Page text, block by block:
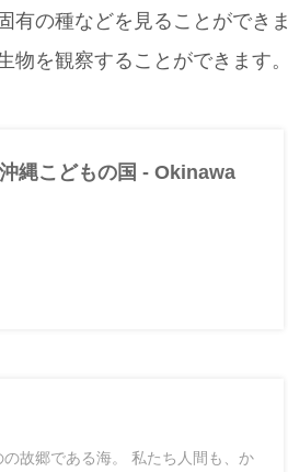
有の種などを見ることができま
を観察することができます。
縄こどもの国 - Okinawa
故郷である海。 私たち人間も、か